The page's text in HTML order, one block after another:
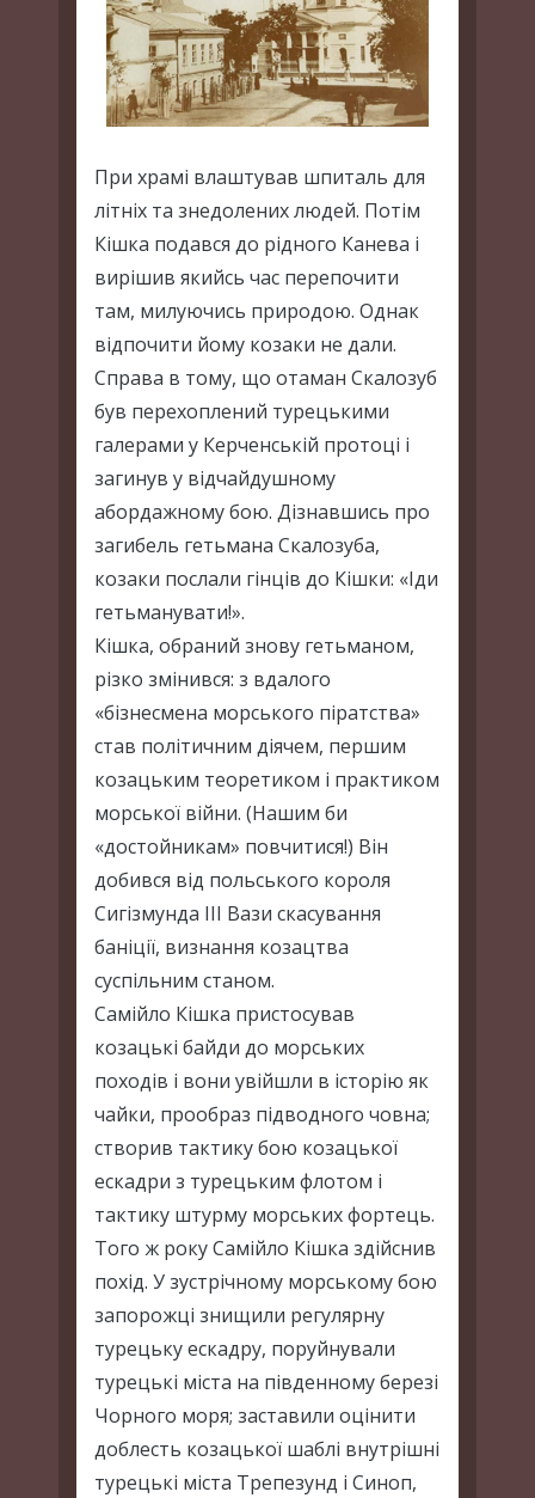
При храмі влаштував шпиталь для
літніх та знедолених людей. Потім
Кішка подався до рідного Канева і
вирішив якийсь час перепочити
там, милуючись природою. Однак
відпочити йому козаки не дали.
Справа в тому, що отаман Скалозуб
був перехоплений турецькими
галерами у Керченській протоці і
загинув у відчайдушному
абордажному бою. Дізнавшись про
загибель гетьмана Скалозуба,
козаки послали гінців до Кішки: «Іди
гетьманувати!».
Кішка, обраний знову гетьманом,
різко змінився: з вдалого
«бізнесмена морського піратства»
став політичним діячем, першим
козацьким теоретиком і практиком
морської війни. (Нашим би
«достойникам» повчитися!) Він
добився від польського короля
Сигізмунда ІІІ Вази скасування
баніції, визнання козацтва
суспільним станом.
Самійло Кішка пристосував
козацькі байди до морських
походів і вони увійшли в історію як
чайки, прообраз підводного човна;
створив тактику бою козацької
ескадри з турецьким флотом і
тактику штурму морських фортець.
Того ж року Самійло Кішка здійснив
похід. У зустрічному морському бою
запорожці знищили регулярну
турецьку ескадру, поруйнували
турецькі міста на південному березі
Чорного моря; заставили оцінити
доблесть козацької шаблі внутрішні
турецькі міста Трепезунд і Синоп,